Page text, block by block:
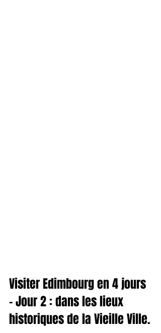
Visiter Edimbourg en 4 jours
- Jour 2 : dans les lieux
historiques de la Vieille Ville.